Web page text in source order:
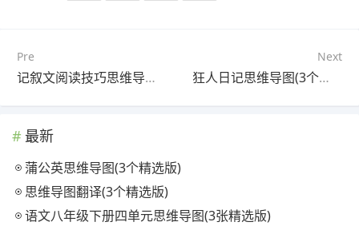
Pre
记叙文阅读技巧思维导图(3张可打印)
Next
狂人日记思维导图(3个高清版)
最新
蒲公英思维导图(3个精选版)
思维导图翻译(3个精选版)
语文八年级下册四单元思维导图(3张精选版)